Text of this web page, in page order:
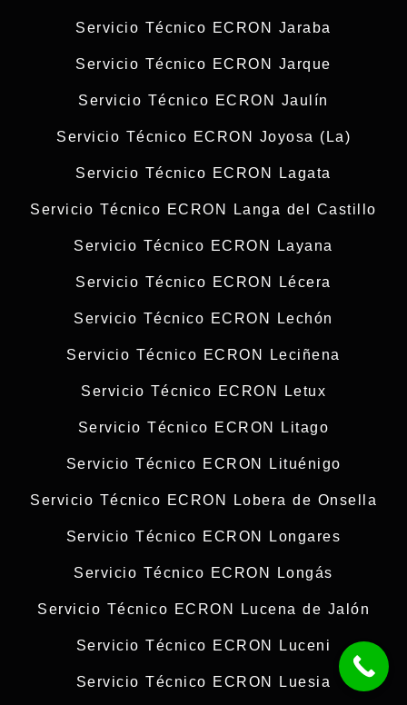
Servicio Técnico ECRON Jaraba
Servicio Técnico ECRON Jarque
Servicio Técnico ECRON Jaulín
Servicio Técnico ECRON Joyosa (La)
Servicio Técnico ECRON Lagata
Servicio Técnico ECRON Langa del Castillo
Servicio Técnico ECRON Layana
Servicio Técnico ECRON Lécera
Servicio Técnico ECRON Lechón
Servicio Técnico ECRON Leciñena
Servicio Técnico ECRON Letux
Servicio Técnico ECRON Litago
Servicio Técnico ECRON Lituénigo
Servicio Técnico ECRON Lobera de Onsella
Servicio Técnico ECRON Longares
Servicio Técnico ECRON Longás
Servicio Técnico ECRON Lucena de Jalón
Servicio Técnico ECRON Luceni
Servicio Técnico ECRON Luesia